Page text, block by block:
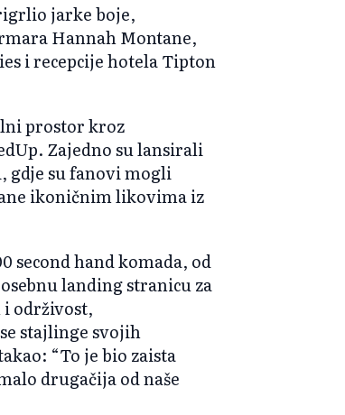
jarke boje,
Hannah Montane,
i recepcije hotela Tipton
prostor kroz
Zajedno su lansirali
gdje su fanovi mogli
ikoničnim likovima iz
second hand komada, od
landing stranicu za
održivost,
stajlinge svojih
“To je bio zaista
drugačija od naše